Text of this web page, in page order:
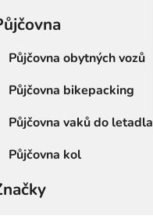
Půjčovna obytných vozů
Půjčovna bikepacking
Půjčovna vaků do letadla
Půjčovna kol